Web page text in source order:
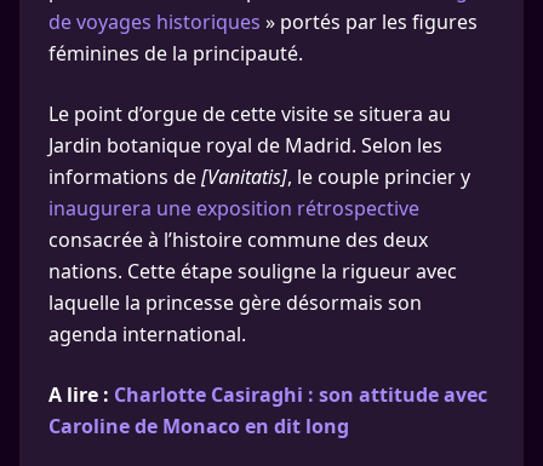
de voyages historiques » portés par les figures
féminines de la principauté.
Le point d’orgue de cette visite se situera au
Jardin botanique royal de Madrid. Selon les
informations de[Vanitatis], le couple princier y
inaugurera une exposition rétrospective
consacrée à l’histoire commune des deux
nations. Cette étape souligne la rigueur avec
laquelle la princesse gère désormais son
agenda international.
A lire : Charlotte Casiraghi : son attitude avec
Caroline de Monaco en dit long